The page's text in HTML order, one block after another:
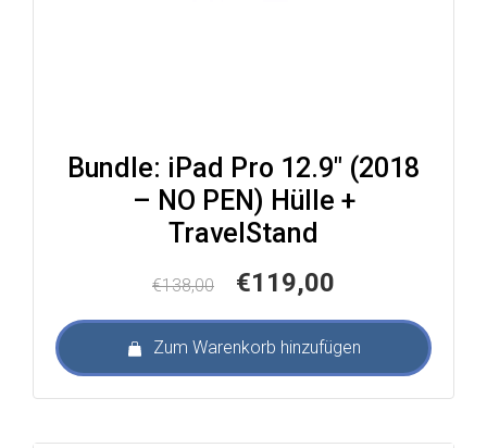
Bundle: iPad Pro 12.9″ (2018
– NO PEN) Hülle +
TravelStand
€138,00
Ursprünglicher
war:
€138,00
€119,00
ist:
€119,00.
Zum Warenkorb hinzufügen